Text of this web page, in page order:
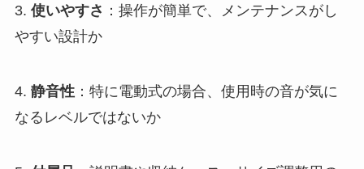
3. 使いやすさ ：操作が簡単で、メンテナンスがし
やすい設計か
4. 静音性：特に電動式の場合、使用時の音が気に
なるレベルではないか